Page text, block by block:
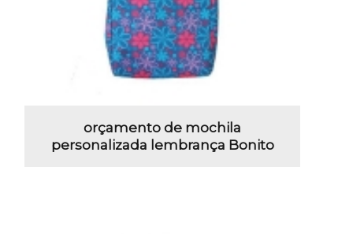
orçamento de mochila
personalizada lembrança Bonito